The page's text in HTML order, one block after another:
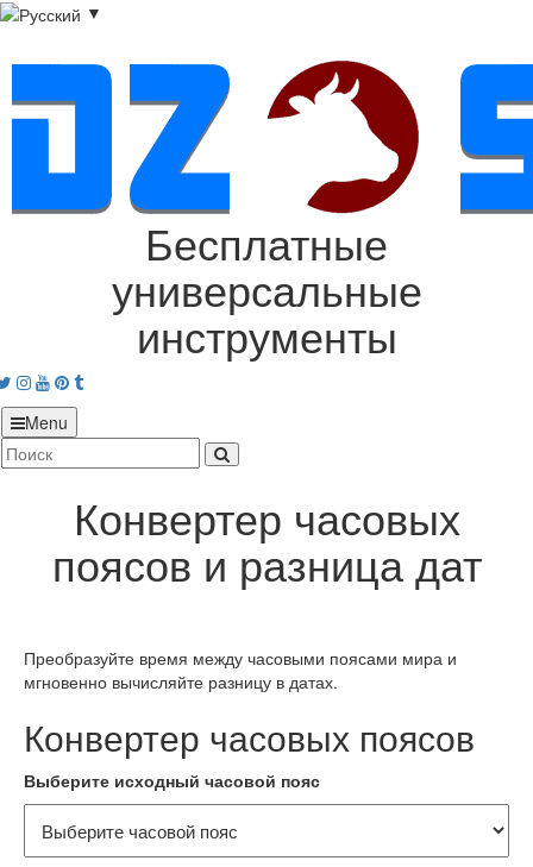
▼
Бесплатные
универсальные
инструменты
Twitter
Instagram
Youtube
Pinterest
tumblr
Menu
Конвертер часовых
поясов и разница дат
Преобразуйте время между часовыми поясами мира и
мгновенно вычисляйте разницу в датах.
Конвертер часовых поясов
Выберите исходный часовой пояс